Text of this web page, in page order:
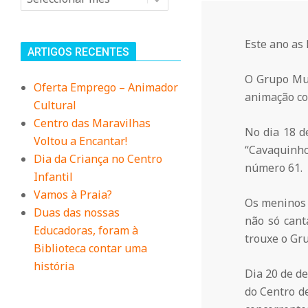
i
t
á
r
i
o
Este ano as
O Grupo
animação
No dia 18
número 61.
Os
não só
trouxe o
Dia 20 de
do Centro
ARTIGOS RECENTES
Oferta Emprego – Animador
Cultural
Centro das Maravilhas
Voltou a Encantar!
Dia da Criança no Centro
Infantil
Vamos à Praia?
Duas das nossas
Educadoras, foram à
Biblioteca contar uma
história